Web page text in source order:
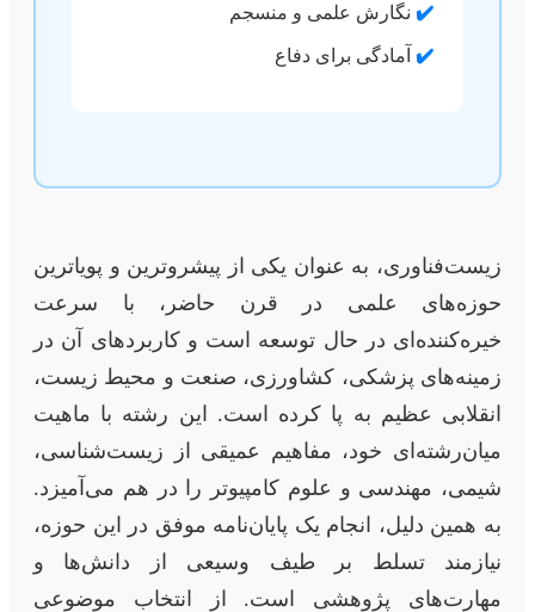
✔️ نگارش علمی و منسجم
✔️ آمادگی برای دفاع
زیست‌فناوری، به عنوان یکی از پیشروترین و پویاترین
حوزه‌های علمی در قرن حاضر، با سرعت
خیره‌کننده‌ای در حال توسعه است و کاربردهای آن در
زمینه‌های پزشکی، کشاورزی، صنعت و محیط زیست،
انقلابی عظیم به پا کرده است. این رشته با ماهیت
میان‌رشته‌ای خود، مفاهیم عمیقی از زیست‌شناسی،
شیمی، مهندسی و علوم کامپیوتر را در هم می‌آمیزد.
به همین دلیل، انجام یک پایان‌نامه موفق در این حوزه،
نیازمند تسلط بر طیف وسیعی از دانش‌ها و
مهارت‌های پژوهشی است. از انتخاب موضوعی